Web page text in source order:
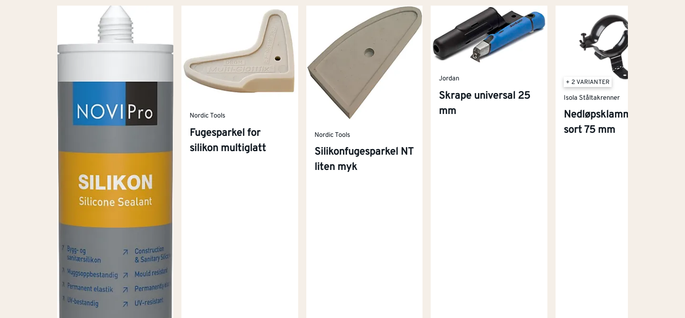
Nordic Tools
Fugesparkel for
silikon multiglatt
Nordic Tools
Silikonfugesparkel NT
liten myk
Jordan
Skrape universal 25
mm
+ 2 VARIANTER
Isola Ståltakrenner
Nedløpsklamme stål
sort 75 mm